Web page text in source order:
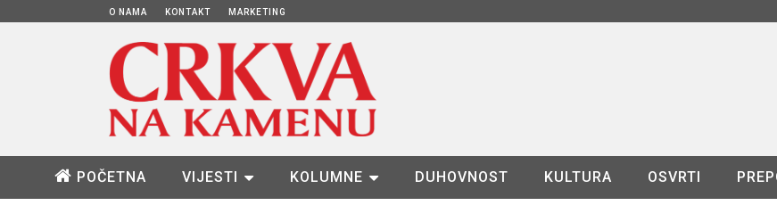
O NAMA KONTAKT MARKETING
POČETNA VIJESTI KOLUMNE DUHOVNOST KULTURA OSVRTI